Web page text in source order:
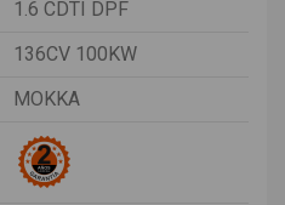
1.6 CDTI DPF
136CV 100KW
MOKKA